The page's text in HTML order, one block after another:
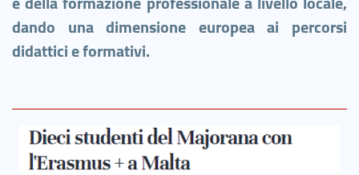
dando una dimensione europea ai percorsi
didattici e formativi.